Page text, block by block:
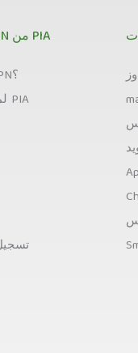
خدمة VPN من PIA
ما هي VPN؟
لماذا تختار PIA